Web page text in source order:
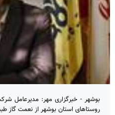
روستاهای استان بوشهر از نعمت گاز